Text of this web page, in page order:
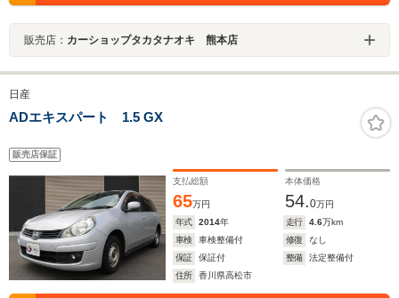
販売店： カーショップタカタナオキ 熊本店
日産
ADエキスパート 1.5 GX
販売店保証
支払総額
65万円
本体価格
54.0万円
年式
2014年 走行 4.6万km
車検
車検整備付 修復
なし
保証
保証付 整備
法定整備付
住所
香川県高松市